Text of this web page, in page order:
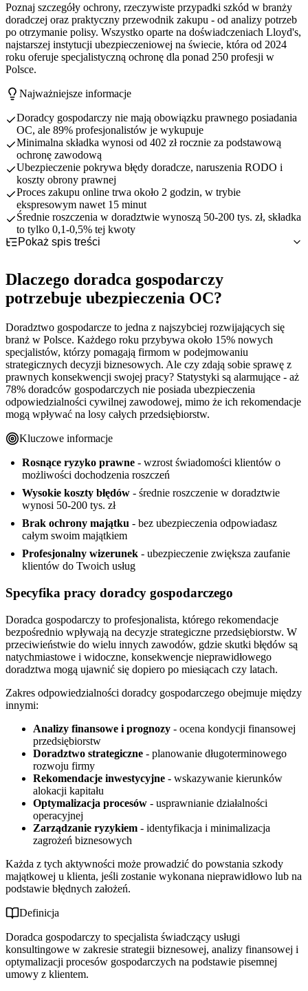
Poznaj szczegóły ochrony, rzeczywiste przypadki szkód w branży
doradczej oraz praktyczny przewodnik zakupu - od analizy potrzeb
po otrzymanie polisy. Wszystko oparte na doświadczeniach Lloyd's,
najstarszej instytucji ubezpieczeniowej na świecie, która od 2024
roku oferuje specjalistyczną ochronę dla ponad 250 profesji w
Polsce.
Najważniejsze informacje
Doradcy gospodarczy nie mają obowiązku prawnego posiadania
OC, ale 89% profesjonalistów je wykupuje
Minimalna składka wynosi od 402 zł rocznie za podstawową
ochronę zawodową
Ubezpieczenie pokrywa błędy doradcze, naruszenia RODO i
koszty obrony prawnej
Proces zakupu online trwa około 2 godzin, w trybie
ekspresowym nawet 15 minut
Średnie roszczenia w doradztwie wynoszą 50-200 tys. zł, składka
to tylko 0,1-0,5% tej kwoty
Pokaż spis treści
Główne kategorie ryzyka zawodowego
Konsekwencje finansowe błędów doradczych
gospodarczego?
Status prawny ubezpieczenia OC w doradztwie
Porównanie z zawodami o obowiązkowym OC
Dlaczego warto rozważyć mimo braku obowiązku
Co obejmuje ubezpieczenie OC doradcy gospodarczego?
Podstawowy zakres odpowiedzialności cywilnej
Standardowe rozszerzenia dla doradców
Płatne rozszerzenia - RODO i cyber
Najczęstsze ryzyka zawodowe doradców gospodarczych -
Błędy w analizach finansowych i prognozach
Nieprawidłowe rekomendacje strategiczne
Naruszenie poufności i bezpieczeństwa danych
Ile kosztuje OC dla doradcy gospodarczego?
Czynniki wpływające na wysokość składki
Orientacyjne przedziały cenowe dla doradców gospodarczych
Porównanie koszt ubezpieczenia vs potencjalna szkoda
Jak i gdzie wykupić ubezpieczenie OC doradcy
gospodarczego?
Korzyści zakupu online vs tradycyjne kanały
5-krokowy proces zakupu online
Wymagane dokumenty i informacje
Praktyczne wskazówki dla doradców gospodarczych
Jak minimalizować ryzyko w codziennej pracy
Dokumentacja i zabezpieczenie procesów doradczych
Postępowanie w przypadku roszczenia
Dlaczego doradca gospodarczy
potrzebuje ubezpieczenia OC?
Doradztwo gospodarcze to jedna z najszybciej rozwijających się
branż w Polsce. Każdego roku przybywa około 15% nowych
specjalistów, którzy pomagają firmom w podejmowaniu
strategicznych decyzji biznesowych. Ale czy zdają sobie sprawę z
prawnych konsekwencji swojej pracy? Statystyki są alarmujące - aż
78% doradców gospodarczych nie posiada ubezpieczenia
odpowiedzialności cywilnej zawodowej, mimo że ich rekomendacje
mogą wpływać na losy całych przedsiębiorstw.
Kluczowe informacje
Rosnące ryzyko prawne - wzrost świadomości klientów o
możliwości dochodzenia roszczeń
Wysokie koszty błędów - średnie roszczenie w doradztwie
wynosi 50-200 tys. zł
Brak ochrony majątku - bez ubezpieczenia odpowiadasz
całym swoim majątkiem
Profesjonalny wizerunek - ubezpieczenie zwiększa zaufanie
klientów do Twoich usług
Specyfika pracy doradcy gospodarczego
Doradca gospodarczy to profesjonalista, którego rekomendacje
bezpośrednio wpływają na decyzje strategiczne przedsiębiorstw. W
przeciwieństwie do wielu innych zawodów, gdzie skutki błędów są
natychmiastowe i widoczne, konsekwencje nieprawidłowego
doradztwa mogą ujawnić się dopiero po miesiącach czy latach.
Zakres odpowiedzialności doradcy gospodarczego obejmuje między
innymi:
Analizy finansowe i prognozy - ocena kondycji finansowej
przedsiębiorstw
Doradztwo strategiczne - planowanie długoterminowego
rozwoju firmy
Rekomendacje inwestycyjne - wskazywanie kierunków
alokacji kapitału
Optymalizacja procesów - usprawnianie działalności
operacyjnej
Zarządzanie ryzykiem - identyfikacja i minimalizacja
zagrożeń biznesowych
Każda z tych aktywności może prowadzić do powstania szkody
majątkowej u klienta, jeśli zostanie wykonana nieprawidłowo lub na
podstawie błędnych założeń.
Definicja
Doradca gospodarczy to specjalista świadczący usługi
konsultingowe w zakresie strategii biznesowej, analizy finansowej i
optymalizacji procesów gospodarczych na podstawie pisemnej
umowy z klientem.